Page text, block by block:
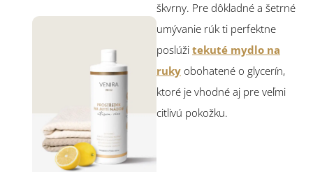
škvrny. Pre dôkladné a šetrné
umývanie rúk ti perfektne
poslúži tekuté mydlo na
ruky obohatené o glycerín,
ktoré je vhodné aj pre veľmi
citlivú pokožku.